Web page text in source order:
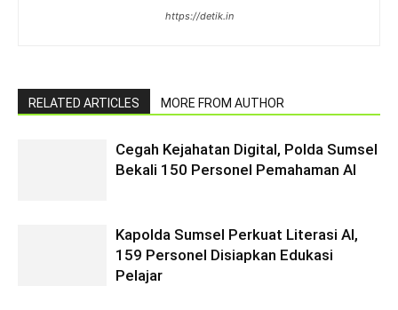
https://detik.in
RELATED ARTICLES MORE FROM AUTHOR
Cegah Kejahatan Digital, Polda Sumsel
Bekali 150 Personel Pemahaman AI
Kapolda Sumsel Perkuat Literasi AI,
159 Personel Disiapkan Edukasi
Pelajar